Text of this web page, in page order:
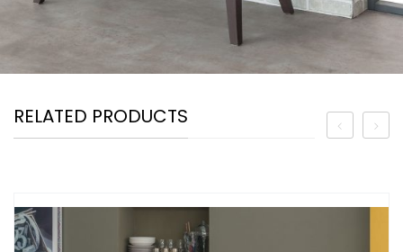
RELATED PRODUCTS